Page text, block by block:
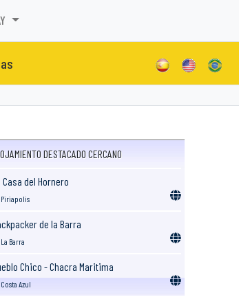
DESTACADO CERCANO
Casa del Hornero
Piriapolis
de la Barra
Barra
Chico - Chacra Maritima
Azul